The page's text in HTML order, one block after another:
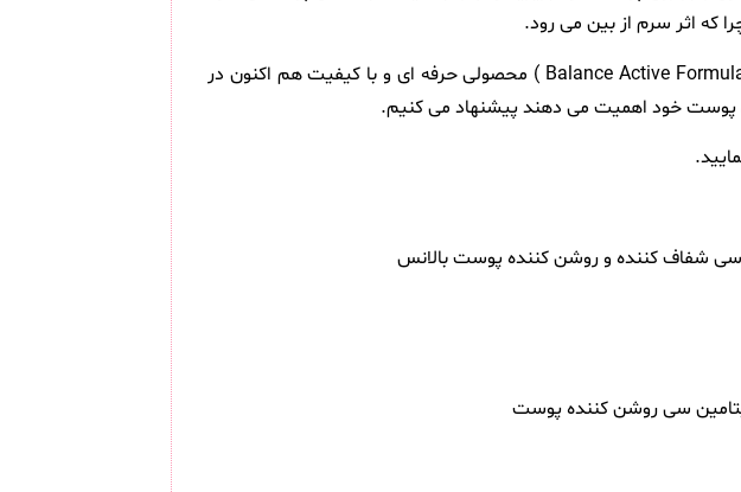
که اثر سرم از بین می رود.
سرم پوست بالانس مدل Vitamin C شفاف و روشن کننده 30 میلی لیتر ( Balance Active Formula Vitamin C Brightening Serum ) محصولی حرفه ای و با کیفیت هم اکنون در
پوست خود اهمیت می دهند پیشنهاد می کنیم.